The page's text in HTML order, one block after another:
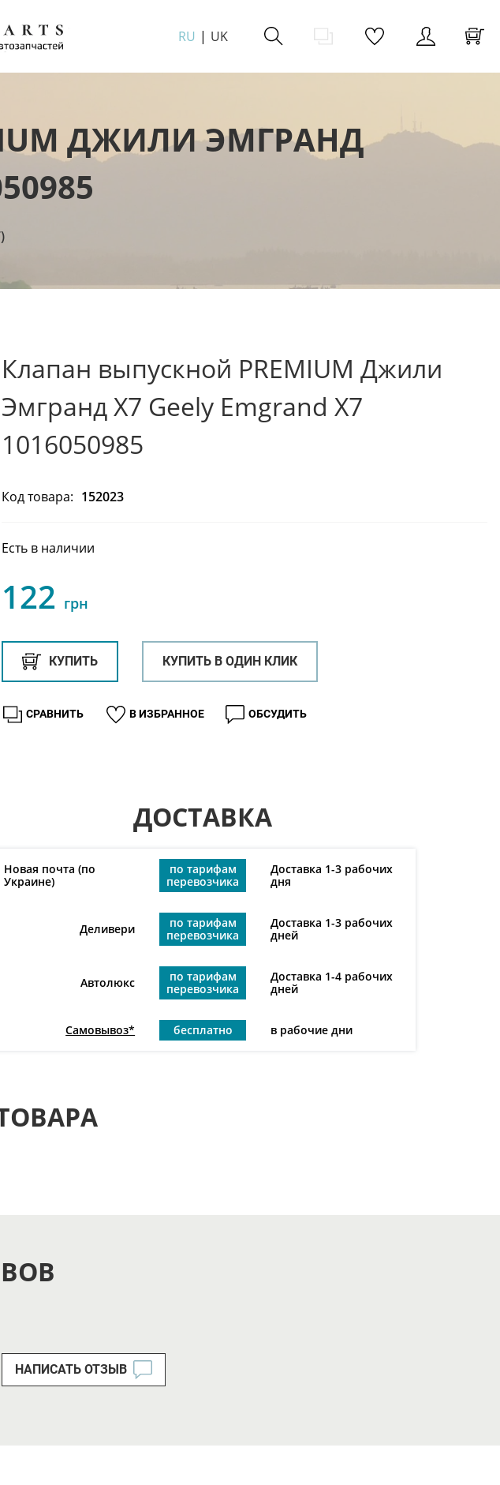
RU UK
ДЖИЛИ ЭМГРАНД
Клапан выпускной PREMIUM Джили
Эмгранд Х7 Geely Emgrand X7
1016050985
Код товара: 152023
Есть в наличии
122 грн
КУПИТЬ КУПИТЬ В ОДИН КЛИК
В ИЗБРАННОЕ
СРАВНИТЬ ОБСУДИТЬ
ДОСТАВКА
Новая почта (по
Украине)
по тарифам
перевозчика
Доставка 1-3 рабочих
дня
Деливери
по тарифам
перевозчика
Доставка 1-3 рабочих
дней
Автолюкс
по тарифам
перевозчика
Доставка 1-4 рабочих
дней
Самовывоз* бесплатно в рабочие дни
НАПИСАТЬ ОТЗЫВ